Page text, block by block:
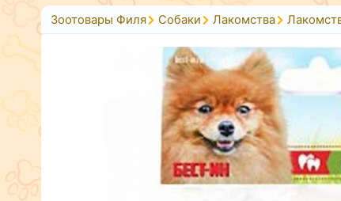
Зоотовары Филя Собаки Лакомства